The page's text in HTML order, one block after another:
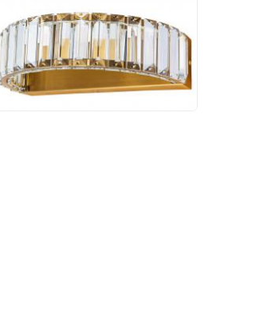
4 410 руб.